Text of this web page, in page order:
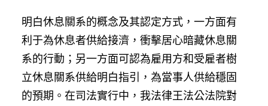
明白休息關系的概念及其認定方式，一方面有
利于為休息者供給接濟，衝擊居心暗藏休息關
系的行動；另一方面可認為雇用方和受雇者樹
立休息關系供給明白指引，為當事人供給穩固
的預期。在司法實行中，我法律王法公法院對